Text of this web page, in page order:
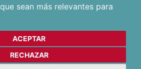
sean más relevantes para
ACEPTAR
RECHAZAR